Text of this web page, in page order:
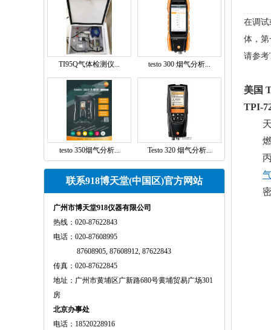
TI95Q气体检测仪... testo 300 烟气分析...
testo 350烟气分析... Testo 320 烟气分析...
联系918博天堂(中国区)官方网站
广州市博天堂918仪器有限公司
热线：020-87622843
电话：020-87608995
87608905, 87608912, 87622843
传真：020-87622845
地址：广州市黄埔区广新路680号黄埔贸易广场301
房
北京办事处
电话：18520228916
在调
体，
请参考
美国
TPI-